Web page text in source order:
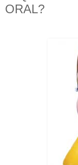
ORAL?